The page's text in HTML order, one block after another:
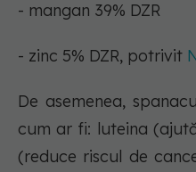
- mangan 39% DZR
- zinc 5% DZR, potrivit
De asemenea,
cum ar fi: luteina
(reduce riscul de